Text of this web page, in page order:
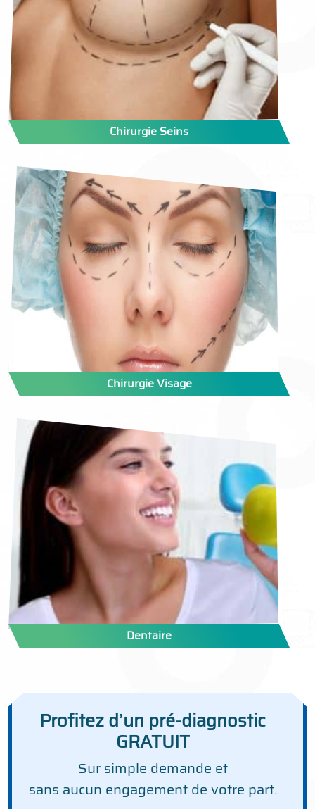
Chirurgie Seins
Chirurgie Visage
Dentaire
Profitez d’un pré-diagnostic
GRATUIT
Sur simple demande et
sans aucun engagement de votre part.